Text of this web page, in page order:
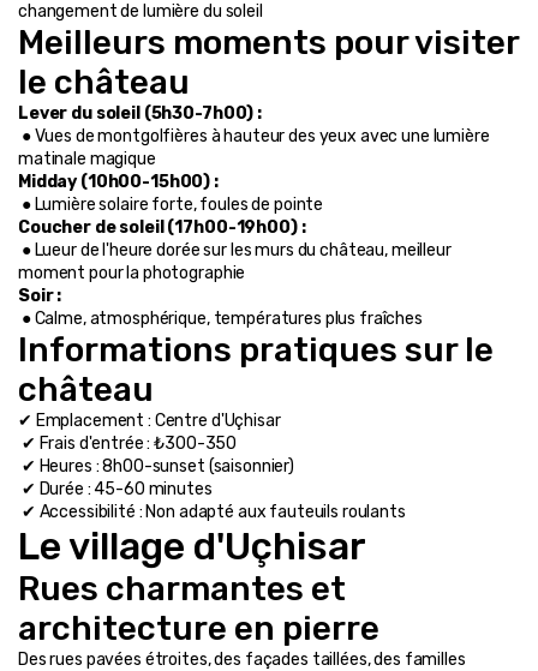
changement de lumière du soleil
Meilleurs moments pour visiter
le château
Lever du soleil (5h30-7h00) :
matinale magique
Midday (10h00-15h00) :
● Lumière solaire forte, foules de pointe
Coucher de soleil (17h00-19h00) :
moment pour la photographie
Soir :
● Calme, atmosphérique, températures plus fraîches
Informations pratiques sur le
château
✔ Emplacement : Centre d'Uçhisar
✔ Frais d'entrée : ₺300-350
✔ Heures : 8h00-sunset (saisonnier)
✔ Durée : 45-60 minutes
✔ Accessibilité : Non adapté aux fauteuils roulants
Le village d'Uçhisar
Rues charmantes et
architecture en pierre
Des rues pavées étroites, des façades taillées, des familles